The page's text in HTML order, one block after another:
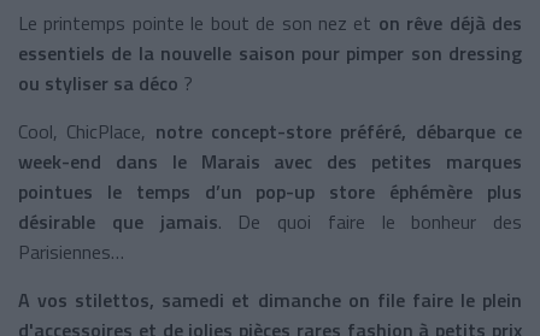
Le printemps pointe le bout de son nez et on rêve déjà des
essentiels de la nouvelle saison pour pimper son dressing
ou styliser sa déco ?
Cool, ChicPlace, notre concept-store préféré, débarque ce
week-end dans le Marais avec des petites marques
pointues le temps d’un pop-up store éphémère plus
désirable que jamais. De quoi faire le bonheur des
Parisiennes…
A vos stilettos, samedi et dimanche on file faire le plein
d'accessoires et de jolies pièces rares fashion à petits prix